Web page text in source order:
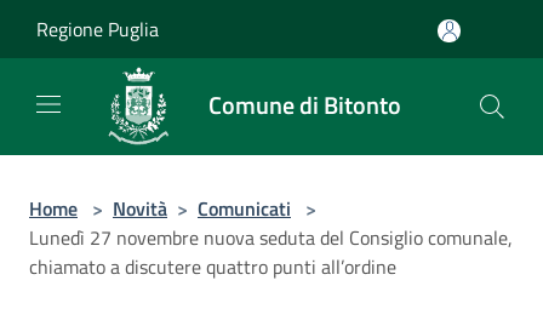
Regione Puglia
Comune di Bitonto
Home > Novità > Comunicati >
Lunedì 27 novembre nuova seduta del Consiglio comunale,
chiamato a discutere quattro punti all’ordine